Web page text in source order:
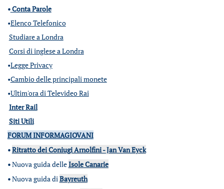
•Conta Parole
•Elenco Telefonico
Studiare a Londra
Corsi di inglese a Londra
•Legge Privacy
•Cambio delle principali monete
•Ultim'ora di Televideo Rai
Inter Rail
Siti Utili
FORUM INFORMAGIOVANI
•Ritratto dei Coniugi Arnolfini - Jan Van Eyck
•Nuova guida delleIsole Canarie
•Nuova guida diBayreuth